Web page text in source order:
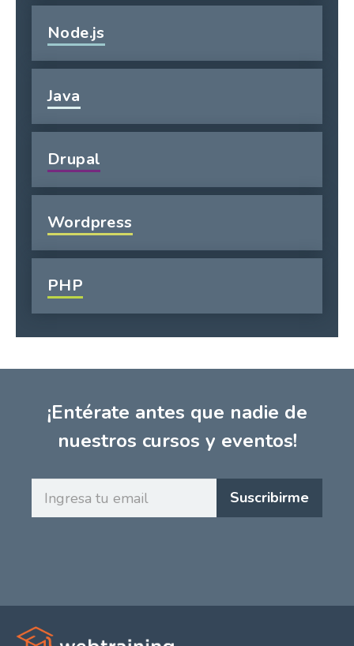
Node.js
Java
Drupal
Wordpress
PHP
¡Entérate antes que nadie de
nuestros cursos y eventos!
tu
Suscribirme